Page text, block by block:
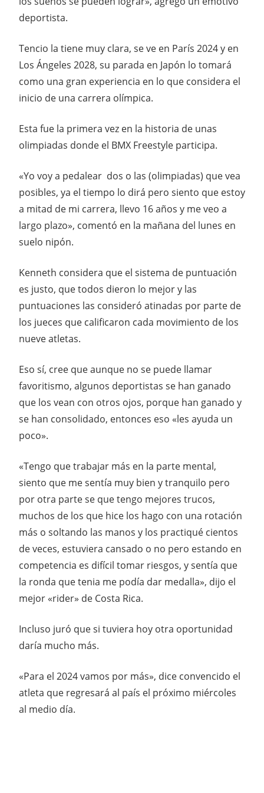
deportista.
Tencio la tiene muy clara, se ve en París 2024 y en
Los Ángeles 2028, su parada en Japón lo tomará
como una gran experiencia en lo que considera el
inicio de una carrera olímpica.
Esta fue la primera vez en la historia de unas
olimpiadas donde el BMX Freestyle participa.
«Yo voy a pedalear dos o las (olimpiadas) que vea
posibles, ya el tiempo lo dirá pero siento que estoy
a mitad de mi carrera, llevo 16 años y me veo a
largo plazo», comentó en la mañana del lunes en
suelo nipón.
Kenneth considera que el sistema de puntuación
es justo, que todos dieron lo mejor y las
puntuaciones las consideró atinadas por parte de
los jueces que calificaron cada movimiento de los
nueve atletas.
Eso sí, cree que aunque no se puede llamar
favoritismo, algunos deportistas se han ganado
que los vean con otros ojos, porque han ganado y
se han consolidado, entonces eso «les ayuda un
poco».
«Tengo que trabajar más en la parte mental,
siento que me sentía muy bien y tranquilo pero
por otra parte se que tengo mejores trucos,
muchos de los que hice los hago con una rotación
más o soltando las manos y los practiqué cientos
de veces, estuviera cansado o no pero estando en
competencia es difícil tomar riesgos, y sentía que
la ronda que tenia me podía dar medalla», dijo el
mejor «rider» de Costa Rica.
Incluso juró que si tuviera hoy otra oportunidad
daría mucho más.
«Para el 2024 vamos por más», dice convencido el
atleta que regresará al país el próximo miércoles
al medio día.